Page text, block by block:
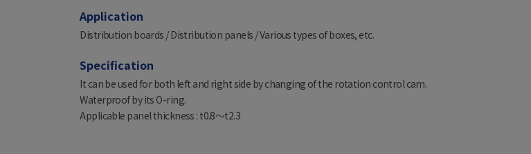
Application
Distribution boards / Distribution panels / Various types of boxes, etc.
Specification
It can be used for both left and right side by changing of the rotation control cam.
Waterproof by its O-ring.
Applicable panel thickness : t0.8～t2.3